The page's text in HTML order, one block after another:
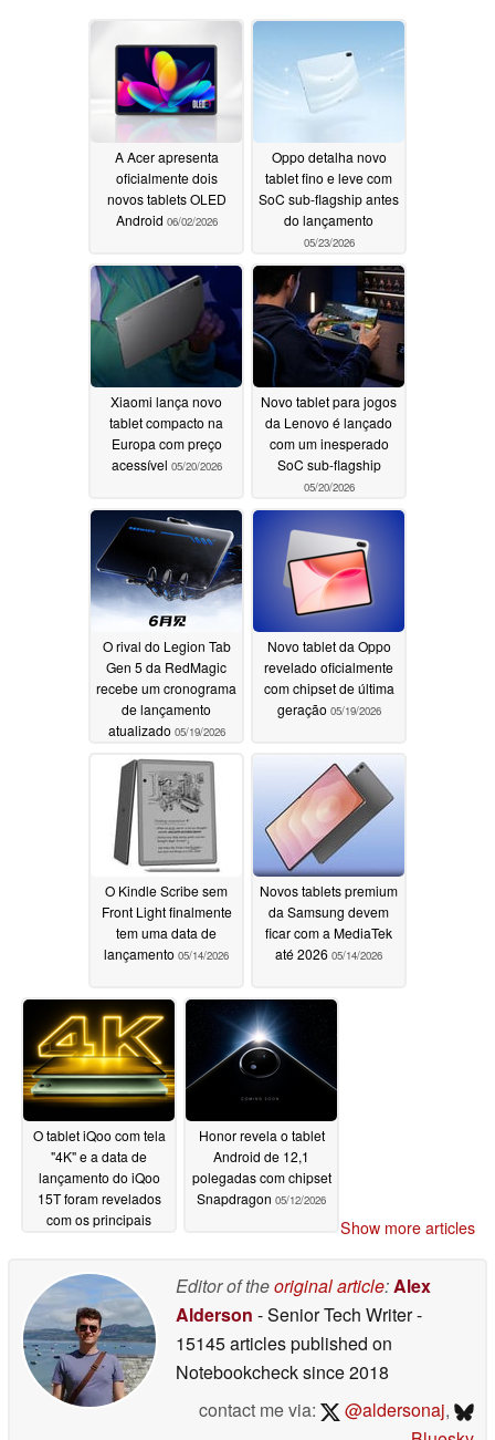
A Acer apresenta
oficialmente dois
novos tablets OLED
Android 06/02/2026
Oppo detalha novo
tablet fino e leve com
SoC sub-flagship antes
do lançamento
05/23/2026
Xiaomi lança novo
tablet compacto na
Europa com preço
acessível 05/20/2026
Novo tablet para jogos
da Lenovo é lançado
com um inesperado
SoC sub-flagship
05/20/2026
O rival do Legion Tab
Gen 5 da RedMagic
recebe um cronograma
de lançamento
atualizado 05/19/2026
Novo tablet da Oppo
revelado oficialmente
com chipset de última
geração 05/19/2026
O Kindle Scribe sem
Front Light finalmente
tem uma data de
lançamento 05/14/2026
Novos tablets premium
da Samsung devem
ficar com a MediaTek
até 2026 05/14/2026
O tablet iQoo com tela
"4K" e a data de
lançamento do iQoo
15T foram revelados
com os principais
Honor revela o tablet
Android de 12,1
polegadas com chipset
Snapdragon 05/12/2026
Show more articles
Editor of theoriginal article:Alex
Alderson - Senior Tech Writer-
15145 articles published on
Notebookchecksince 2018
contact me via:
@aldersonaj,